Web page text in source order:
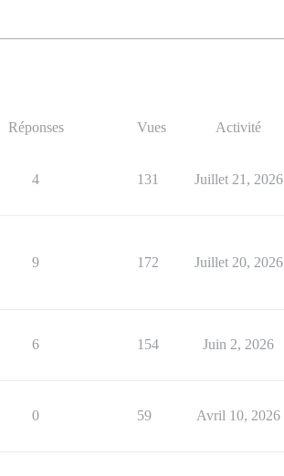
Réponses Vues Activité
4 131 Juillet 21, 2026
9 172 Juillet 20, 2026
6 154 Juin 2, 2026
0 59 Avril 10, 2026